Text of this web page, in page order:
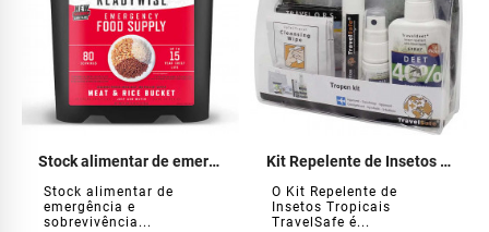
Stock alimentar de emergência de carne e arroz
Stock alimentar de
emergência e
sobrevivência...
Kit Repelente de Insetos Tropicais
O Kit Repelente de
Insetos Tropicais
TravelSafe é...